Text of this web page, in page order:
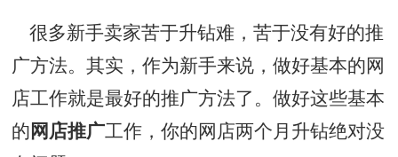
很多新手卖家苦于升钻难，苦于没有好的推
广方法。其实，作为新手来说，做好基本的网
店工作就是最好的推广方法了。做好这些基本
的 网店推广工作，你的网店两个月升钻绝对没